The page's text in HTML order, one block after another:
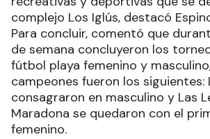
complejo Los Iglús, destacó
Para concluir, comentó que
de semana concluyeron los
fútbol playa femenino y
campeones fueron los siguientes:
consagraron en masculino y Las
Maradona se quedaron con el
femenino.